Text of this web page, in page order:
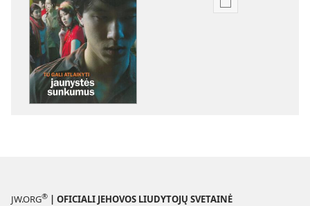
Skaitmeninių
JW.ORG® | OFICIALI JEHOVOS LIUDYTOJŲ SVETAINĖ